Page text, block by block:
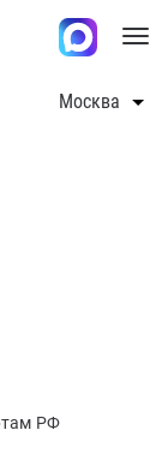
Москва
РФ